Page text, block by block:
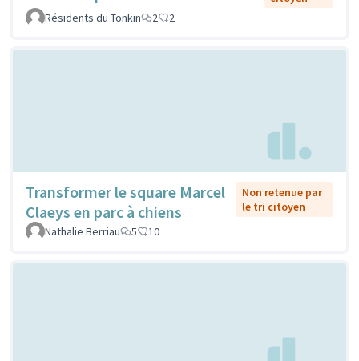
Résidents du Tonkin
2 2
Transformer le square Marcel
Claeys en parc à chiens
Non retenue par
le tri citoyen
Nathalie Berriau
5 10